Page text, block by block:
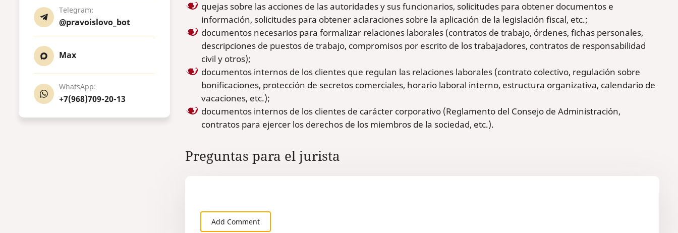
Telegram:
@pravoislovo_bot
Max
WhatsApp:
+7(968)709-20-13
quejas sobre las acciones de las autoridades y sus funcionarios, solicitudes para obtener documentos e
información, solicitudes para obtener aclaraciones sobre la aplicación de la legislación fiscal, etc.;
documentos necesarios para formalizar relaciones laborales (contratos de trabajo, órdenes, fichas personales,
descripciones de puestos de trabajo, compromisos por escrito de los trabajadores, contratos de responsabilidad
civil y otros);
documentos internos de los clientes que regulan las relaciones laborales (contrato colectivo, regulación sobre
bonificaciones, protección de secretos comerciales, horario laboral interno, estructura organizativa, calendario de
vacaciones, etc.);
documentos internos de los clientes de carácter corporativo (Reglamento del Consejo de Administración,
contratos para ejercer los derechos de los miembros de la sociedad, etc.).
Preguntas para el jurista
Add Comment